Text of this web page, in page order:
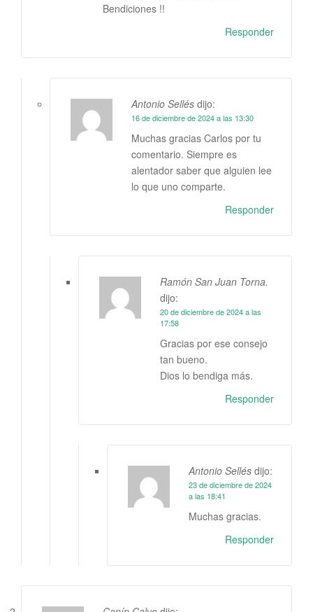
Bendiciones !!
Responder
Antonio Sellés dijo:
16 de diciembre de 2024 a las 13:30
Muchas gracias Carlos por tu
comentario. Siempre es
alentador saber que alguien lee
lo que uno comparte.
Responder
Ramón San Juan Torna.
dijo:
20 de diciembre de 2024 a las
17:58
Gracias por ese consejo
tan bueno.
Dios lo bendiga más.
Responder
Antonio Sellés dijo:
23 de diciembre de 2024
a las 18:41
Muchas gracias.
Responder